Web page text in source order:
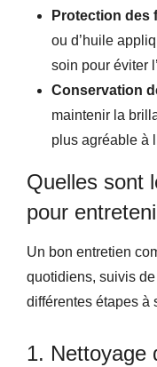
Protection des
ou d’huile
soin pour éviter
Conservation
maintenir la
plus agréable à
Quelles sont
pour
Un bon entretien
quotidiens, suivis
différentes étapes à
1. Nettoyage